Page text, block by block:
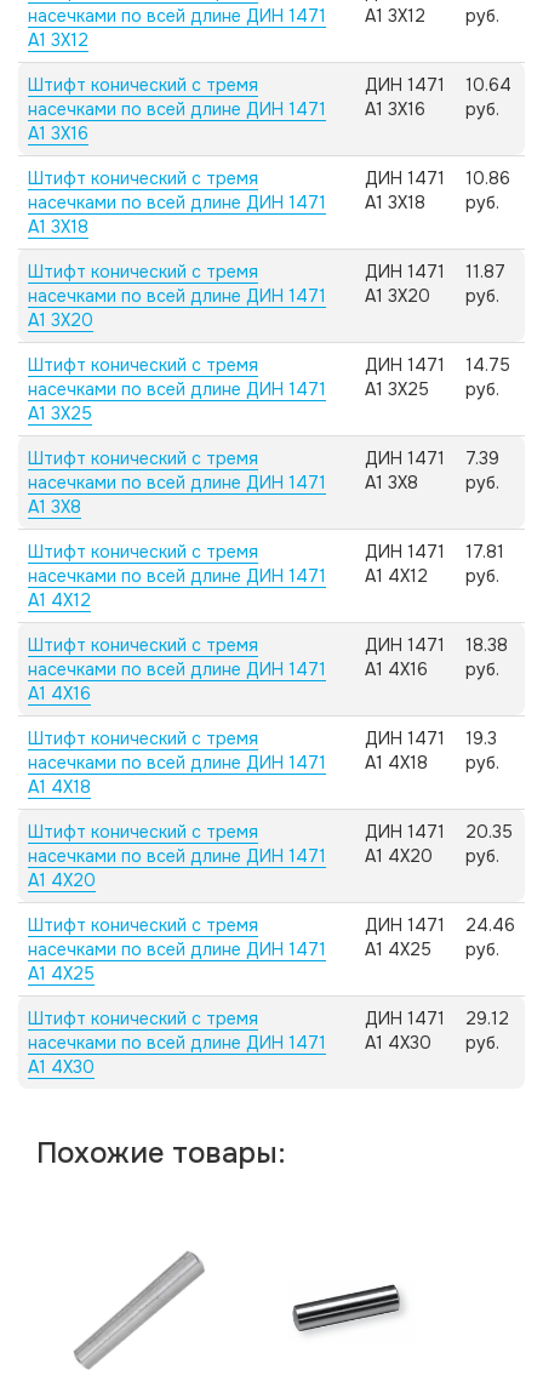
насечками по всей длине ДИН 1471
А1 3X12
А1 3X12
руб.
Штифт конический с тремя
насечками по всей длине ДИН 1471
А1 3X16
ДИН 1471
А1 3X16
10.64
руб.
Штифт конический с тремя
насечками по всей длине ДИН 1471
А1 3X18
ДИН 1471
А1 3X18
10.86
руб.
Штифт конический с тремя
насечками по всей длине ДИН 1471
А1 3X20
ДИН 1471
А1 3X20
11.87
руб.
Штифт конический с тремя
насечками по всей длине ДИН 1471
А1 3X25
ДИН 1471
А1 3X25
14.75
руб.
Штифт конический с тремя
насечками по всей длине ДИН 1471
А1 3X8
ДИН 1471
А1 3X8
7.39
руб.
Штифт конический с тремя
насечками по всей длине ДИН 1471
А1 4X12
ДИН 1471
А1 4X12
17.81
руб.
Штифт конический с тремя
насечками по всей длине ДИН 1471
А1 4X16
ДИН 1471
А1 4X16
18.38
руб.
Штифт конический с тремя
насечками по всей длине ДИН 1471
А1 4X18
ДИН 1471
А1 4X18
19.3
руб.
Штифт конический с тремя
насечками по всей длине ДИН 1471
А1 4X20
ДИН 1471
А1 4X20
20.35
руб.
Штифт конический с тремя
насечками по всей длине ДИН 1471
А1 4X25
ДИН 1471
А1 4X25
24.46
руб.
Штифт конический с тремя
насечками по всей длине ДИН 1471
А1 4X30
ДИН 1471
А1 4X30
29.12
руб.
Похожие товары: